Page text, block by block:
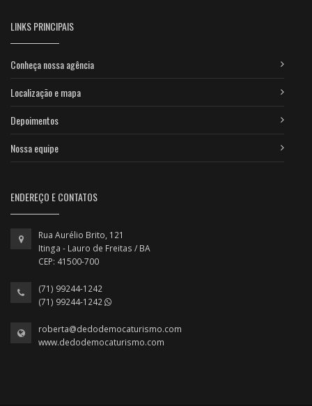
LINKS PRINCIPAIS
Conheça nossa agência
Localização e mapa
Depoimentos
Nossa equipe
ENDEREÇO E CONTATOS
Rua Aurélio Brito, 121
Itinga - Lauro de Freitas / BA
CEP: 41500-700
(71) 99244-1242
(71) 99244-1242
roberta@dedodemocaturismo.com
www.dedodemocaturismo.com